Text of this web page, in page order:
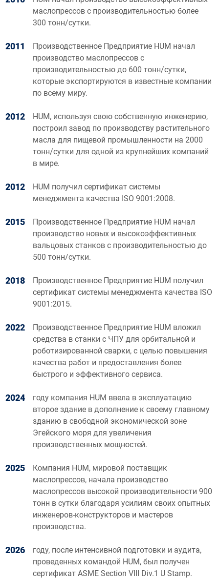
маслопрессов с производительностью более
300 тонн/сутки.
2011
Производственное Предприятие HUM начал
производство маслопрессов с
производительностью до 600 тонн/сутки,
которые экспортируются в известные компании
по всему миру.
2012
HUM, используя свою собственную инженерию,
построил завод по производству растительного
масла для пищевой промышленности на 2000
тонн/сутки для одной из крупнейших компаний
в мире.
2012
HUM получил сертификат системы
менеджмента качества ISO 9001:2008.
2015
Производственное Предприятие HUM начал
производство новых и высокоэффективных
вальцовых станков с производительностью до
500 тонн/сутки.
2018
Производственное Предприятие HUM получил
сертификат системы менеджмента качества ISO
9001:2015.
2022
Производственное Предприятие HUM вложил
средства в станки с ЧПУ для орбитальной и
роботизированной сварки, с целью повышения
качества работ и предоставления более
быстрого и эффективного сервиса.
2024
году компания HUM ввела в эксплуатацию
второе здание в дополнение к своему главному
зданию в свободной экономической зоне
Эгейского моря для увеличения
производственных мощностей.
2025
Компания HUM, мировой поставщик
маслопрессов, начала производство
маслопрессов высокой производительности 900
тонн в сутки благодаря усилиям своих опытных
инженеров-конструкторов и мастеров
производства.
2026
году, после интенсивной подготовки и аудита,
проведенных командой HUM, был получен
сертификат ASME Section VIII Div.1 U Stamp.